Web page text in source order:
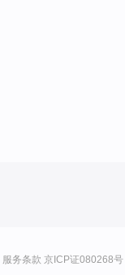
服务条款 京ICP证080268号